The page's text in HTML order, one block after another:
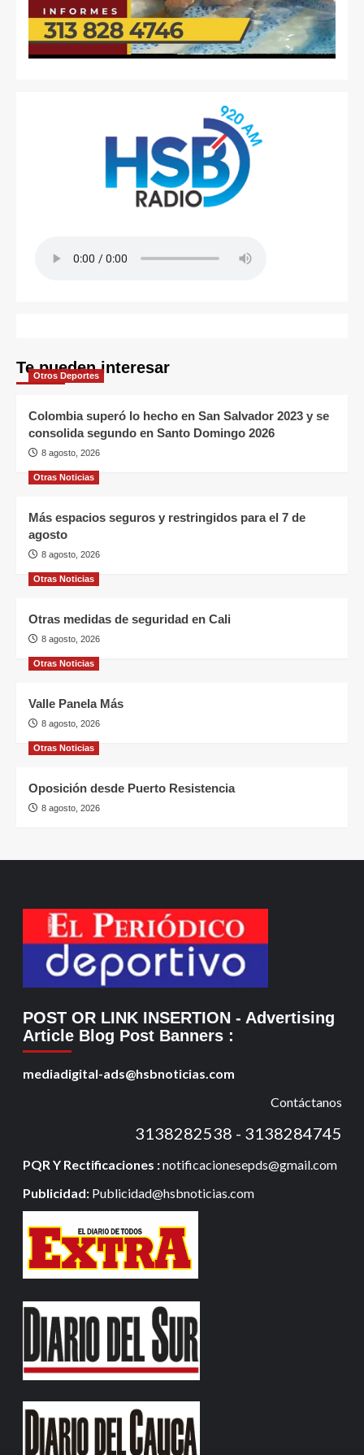
Te pueden interesar
Otros Deportes
Colombia superó lo hecho en San Salvador 2023 y se
consolida segundo en Santo Domingo 2026
8 agosto, 2026
Otras Noticias
Más espacios seguros y restringidos para el 7 de
agosto
8 agosto, 2026
Otras Noticias
Otras medidas de seguridad en Cali
8 agosto, 2026
Otras Noticias
Valle Panela Más
8 agosto, 2026
Otras Noticias
Oposición desde Puerto Resistencia
8 agosto, 2026
POST OR LINK INSERTION - Advertising
Article Blog Post Banners :
mediadigital-ads@hsbnoticias.com
Contáctanos
3138282538 - 3138284745
PQR Y Rectificaciones :notificacionesepds@gmail.com
Publicidad: Publicidad@hsbnoticias.com